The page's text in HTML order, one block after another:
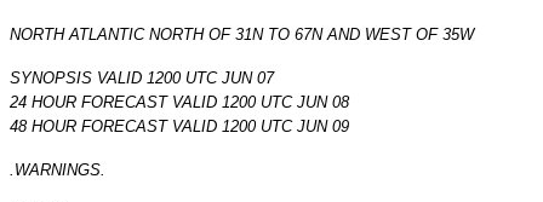
NORTH ATLANTIC NORTH OF 31N TO 67N AND WEST OF 35W
SYNOPSIS VALID 1200 UTC JUN 07
24 HOUR FORECAST VALID 1200 UTC JUN 08
48 HOUR FORECAST VALID 1200 UTC JUN 09
.WARNINGS.